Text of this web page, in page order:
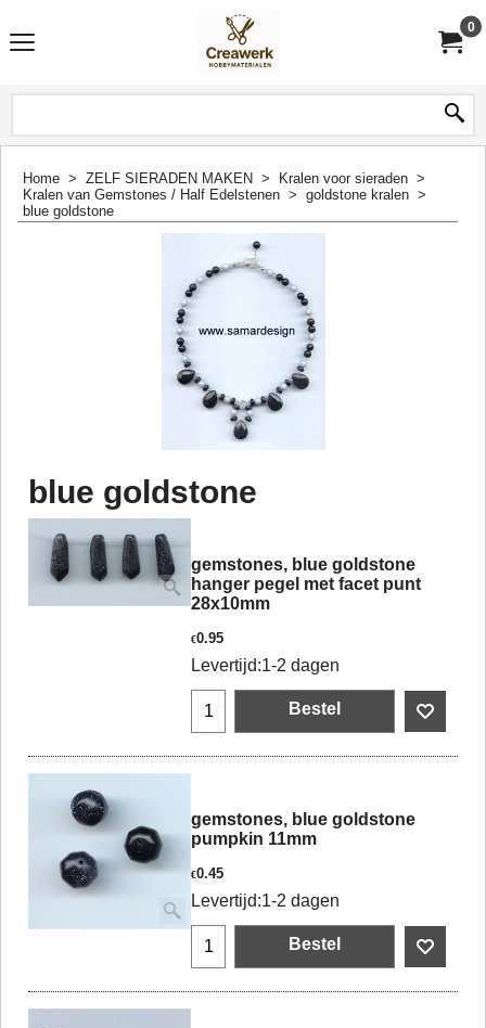
0
Home > ZELF SIERADEN MAKEN > Kralen voor sieraden >
Kralen van Gemstones / Half Edelstenen > goldstone kralen >
blue goldstone
blue goldstone
gemstones, blue goldstone
hanger pegel met facet punt
28x10mm
€0.95
Levertijd:1-2 dagen
Bestel
gemstones, blue goldstone
pumpkin 11mm
€0.45
Levertijd:1-2 dagen
Bestel